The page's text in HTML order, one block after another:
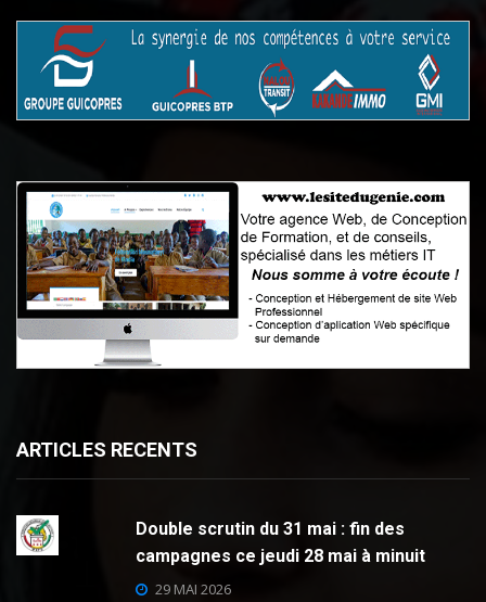
ARTICLES RECENTS
Double scrutin du 31 mai : fin des
campagnes ce jeudi 28 mai à minuit
29 MAI 2026